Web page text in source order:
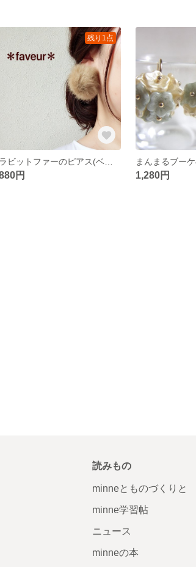
残り1点
ラビットファーのピアス(ベージュ)
円
まんまるブー
1,280円
読みもの
minneとものづくりと
minne学習帖
ニュース
minneの本